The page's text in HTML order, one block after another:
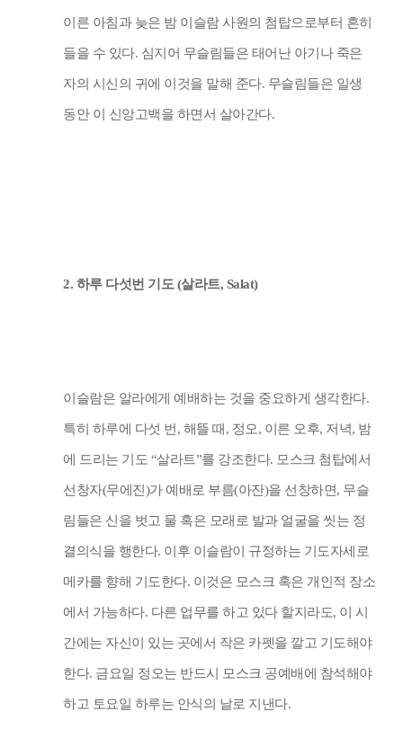
이른 아침과 늦은 밤 이슬람 사원의 첨탑으로부터 흔히
들을 수 있다. 심지어 무슬림들은 태어난 아기나 죽은
자의 시신의 귀에 이것을 말해 준다. 무슬림들은 일생
동안 이 신앙고백을 하면서 살아간다.
2. 하루 다섯번 기도 (살라트, Salat)
이슬람은 알라에게 예배하는 것을 중요하게 생각한다.
특히 하루에 다섯 번 , 해뜰 때 , 정오, 이른 오후, 저녁, 밤
에 드리는 기도 “살라트”를 강조한다. 모스크 첨탑에서
선창자(무에진 )가 예배로 부름(아잔)을 선창하면, 무슬
림들은 신을 벗고 물 혹은 모래로 발과 얼굴을 씻는 정
결의식을 행한다. 이후 이슬람이 규정하는 기도자세로
메카를 향해 기도한다. 이것은 모스크 혹은 개인적 장소
에서 가능하다. 다른 업무를 하고 있다 할지라도, 이 시
간에는 자신이 있는 곳에서 작은 카펫을 깔고 기도해야
한다. 금요일 정오는 반드시 모스크 공예배에 참석해야
하고 토요일 하루는 안식의 날로 지낸다.